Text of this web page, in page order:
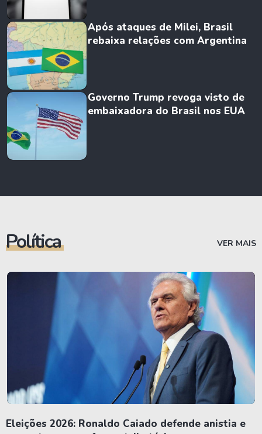
Após ataques de Milei, Brasil
rebaixa relações com Argentina
Governo Trump revoga visto de
embaixadora do Brasil nos EUA
Política VER MAIS
Eleições 2026: Ronaldo Caiado defende anistia e